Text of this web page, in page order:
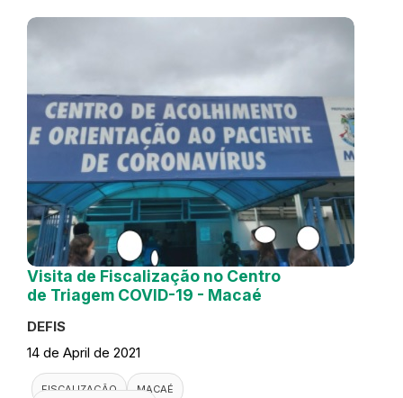
Visita de Fiscalização no Centro
de Triagem COVID-19 - Macaé
DEFIS
14 de April de 2021
FISCALIZAÇÃO
MACAÉ